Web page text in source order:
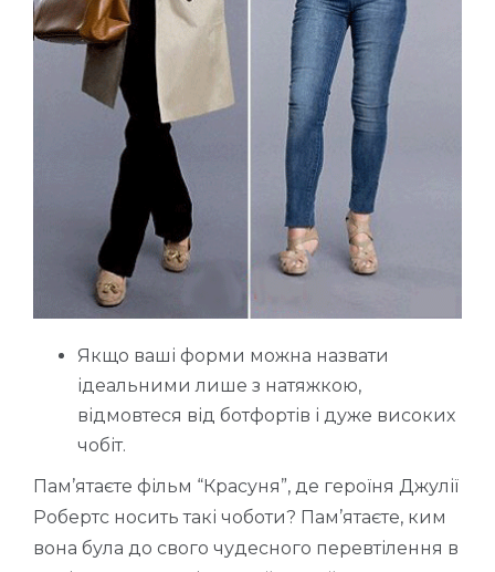
Якщо ваші форми можна назвати
ідеальними лише з натяжкою,
відмовтеся від ботфортів і дуже високих
чобіт.
Пам’ятаєте фільм “Красуня”, де героїня Джулії
Робертс носить такі чоботи? Пам’ятаєте, ким
вона була до свого чудесного перевтілення в